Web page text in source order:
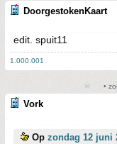
DoorgestokenKaart
edit. spuit11
1.000.001
•
Vork
Op zondag 12 juni